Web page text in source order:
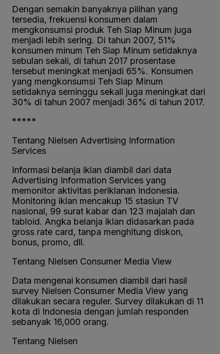
Dengan semakin banyaknya pilihan yang
tersedia, frekuensi konsumen dalam
mengkonsumsi produk Teh Siap Minum juga
menjadi lebih sering. Di tahun 2007, 51%
konsumen minum Teh Siap Minum setidaknya
sebulan sekali, di tahun 2017 prosentase
tersebut meningkat menjadi 65%. Konsumen
yang mengkonsumsi Teh Siap Minum
setidaknya seminggu sekali juga meningkat dari
30% di tahun 2007 menjadi 36% di tahun 2017.
*****
Tentang Nielsen Advertising Information
Services
Informasi belanja iklan diambil dari data
Advertising Information Services yang
memonitor aktivitas periklanan Indonesia.
Monitoring iklan mencakup 15 stasiun TV
nasional, 99 surat kabar dan 123 majalah dan
tabloid. Angka belanja iklan didasarkan pada
gross rate card, tanpa menghitung diskon,
bonus, promo, dll.
Tentang Nielsen Consumer Media View
Data mengenai konsumen diambil dari hasil
survey Nielsen Consumer Media View yang
dilakukan secara reguler. Survey dilakukan di 11
kota di Indonesia dengan jumlah responden
sebanyak 16,000 orang.
Tentang Nielsen